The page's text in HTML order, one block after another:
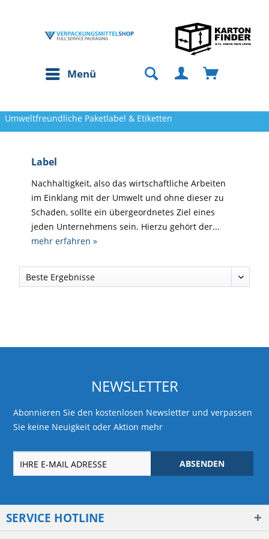
Menü
Umweltfreundliche Paketlabel & Etiketten
Label
Nachhaltigkeit, also das wirtschaftliche Arbeiten
im Einklang mit der Umwelt und ohne dieser zu
Schaden, sollte ein übergeordnetes Ziel eines
jeden Unternehmens sein. Hierzu gehört der...
mehr erfahren »
NEWSLETTER
Abonnieren Sie den kostenlosen Newsletter und verpassen
Sie keine Neuigkeit oder Aktion mehr
ABSENDEN
SERVICE HOTLINE